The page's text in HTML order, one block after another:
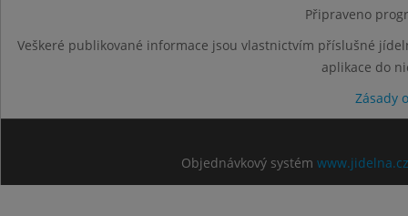
Připraveno
Veškeré publikované informace jsou vlastnictvím příslušné
aplikace do
Zásady
Objednávkový systém www.jidelna.cz